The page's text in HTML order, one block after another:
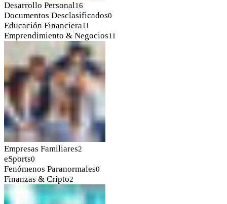
Desarrollo Personal16
Documentos Desclasificados0
Educación Financiera11
Emprendimiento & Negocios11
Empresas Familiares2
eSports0
Fenómenos Paranormales0
Finanzas & Cripto2